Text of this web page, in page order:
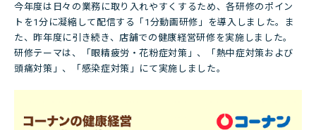
今年度は日々の業務に取り入れやすくするため、各研修のポイン
トを1分に凝縮して配信する「1分動画研修」を導入しました。ま
た、昨年度に引き続き、店舗での健康経営研修を実施しました。
研修テーマは、「眼精疲労・花粉症対策」、「熱中症対策および
頭痛対策」、「感染症対策」にて実施しました。